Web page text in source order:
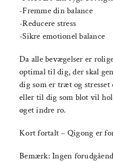
-Fremme din balance
-Reducere stress
-Sikre emotionel balance
Da alle bevægelser er
optimal til dig, der skal
dig som er træt og stresset
eller til dig som blot vil
øget indre ro.
Kort fortalt – Qigong er
Bemærk: Ingen